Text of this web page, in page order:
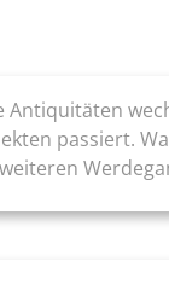
passiert.